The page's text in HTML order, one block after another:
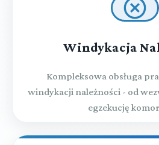
Windykacja
Kompleksowa obsługa
windykacji należności - od
egzekucję